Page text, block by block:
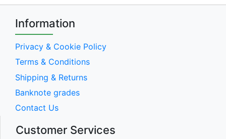
Information
Privacy & Cookie Policy
Terms & Conditions
Shipping & Returns
Banknote grades
Contact Us
Customer Services